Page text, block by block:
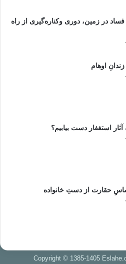
در زمین‌، دوری وکناره‌گیری از راه
اوهام
استغفار دست بیابیم؟
حقارت از دستِ خانواده
Copyright © 1385-1405